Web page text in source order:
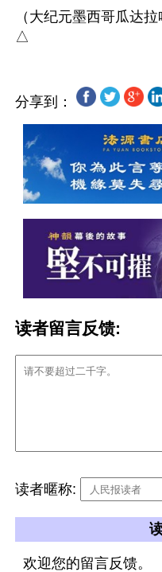
（大纪元墨西哥瓜达
分享到：
读者留言反馈:
读者暱称:
欢迎您的留言反馈。